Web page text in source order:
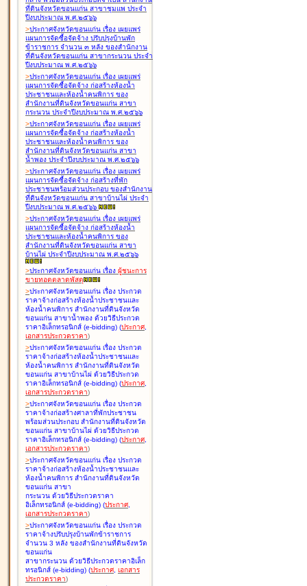
ที่ดินจังหวัดขอนแก่น สาขาชุมแพ ประจำ
ปีงบประมาณ พ.ศ.๒๕๖๖
>ประกาศจังหวัดขอนแก่น เรื่อง เผยแพร่
แผนการจัดซื้อจัดจ้าง ปรับปรุงบ้านพัก
ข้าราชการ จำนวน ๓ หลัง ของสำนักงาน
ที่ดินจังหวัดขอนแก่น สาขากระนวน ประจำ
ปีงบประมาณ พ.ศ.๒๕๖๖
>ประกาศจังหวัดขอนแก่น เรื่อง เผยแพร่
แผนการจัดซื้อจัดจ้าง ก่อสร้างห้องน้ำ
ประชาชนและห้องน้ำคนพิการ ของ
สำนักงานที่ดินจังหวัดขอนแก่น สาขา
กระนวน ประจำปีงบประมาณ พ.ศ.๒๕๖๖
>ประกาศจังหวัดขอนแก่น เรื่อง เผยแพร่
แผนการจัดซื้อจัดจ้าง ก่อสร้างห้องน้ำ
ประชาชนและห้องน้ำคนพิการ ของ
สำนักงานที่ดินจังหวัดขอนแก่น สาขา
น้ำพอง ประจำปีงบประมาณ พ.ศ.๒๕๖๖
>ประกาศจังหวัดขอนแก่น เรื่อง เผยแพร่
แผนการจัดซื้อจัดจ้าง ก่อสร้างที่พัก
ประชาชนพร้อมส่วนประกอบ ของสำนักงาน
ที่ดินจังหวัดขอนแก่น สาขาบ้านไผ่ ประจำ
ปีงบประมาณ พ.ศ.๒๕๖๖
>ประกาศจังหวัดขอนแก่น เรื่อง เผยแพร่
แผนการจัดซื้อจัดจ้าง ก่อสร้างห้องน้ำ
ประชาชนและห้องน้ำคนพิการ ของ
สำนักงานที่ดินจังหวัดขอนแก่น สาขา
บ้านไผ่ ประจำปีงบประมาณ พ.ศ.๒๕๖๖
>ประกาศจังหวัดขอนแก่น เรื่อง ผู้ชนะการ
ขายทอดตลาดพัสดุ
>ประกาศจังหวัดขอนแก่น เรื่อง ประกวด
ราคาจ้างก่อสร้างห้องน้ำประชาชนและ
ห้องน้ำคนพิการ สำนักงานที่ดินจังหวัด
ขอนแก่น สาขาน้ำพอง ด้วยวิธีประกวด
ราคาอิเล็กทรอนิกส์ (e-bidding) (ประกาศ,
เอกสารประกวดราคา)
>ประกาศจังหวัดขอนแก่น เรื่อง ประกวด
ราคาจ้างก่อสร้างห้องน้ำประชาชนและ
ห้องน้ำคนพิการ สำนักงานที่ดินจังหวัด
ขอนแก่น สาขาบ้านไผ่ ด้วยวิธีประกวด
ราคาอิเล็กทรอนิกส์ (e-bidding) (ประกาศ,
เอกสารประกวดราคา)
>ประกาศจังหวัดขอนแก่น เรื่อง ประกวด
ราคาจ้างก่อสร้างศาลาที่พักประชาชน
พร้อมส่วนประกอบ สำนักงานที่ดินจังหวัด
ขอนแก่น สาขาบ้านไผ่ ด้วยวิธีประกวด
ราคาอิเล็กทรอนิกส์ (e-bidding) (ประกาศ,
เอกสารประกวดราคา)
>ประกาศจังหวัดขอนแก่น เรื่อง ประกวด
ราคาจ้างก่อสร้างห้องน้ำประชาชนและ
ห้องน้ำคนพิการ สำนักงานที่ดินจังหวัด
ขอนแก่น สาขา
กระนวน ด้วยวิธีประกวดราคา
อิเล็กทรอนิกส์ (e-bidding) (ประกาศ,
เอกสารประกวดราคา)
>ประกาศจังหวัดขอนแก่น เรื่อง ประกวด
ราคาจ้างปรับปรุงบ้านพักข้าราชการ
จำนวน 3 หลัง ของสำนักงานที่ดินจังหวัด
ขอนแก่น
สาขากระนวน ด้วยวิธีประกวดราคาอิเล็ก
ทรอนิกส์ (e-bidding) (ประกาศ, เอกสาร
ประกวดราคา)